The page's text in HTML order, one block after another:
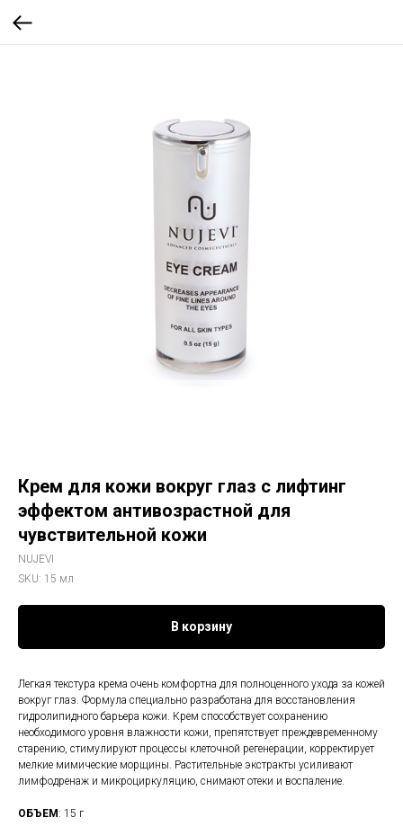
Крем для кожи вокруг глаз с лифтинг
эффектом антивозрастной для
чувствительной кожи
NUJEVI
SKU: 15 мл
В корзину
Легкая текстура крема очень комфортна для полноценного ухода за кожей
вокруг глаз. Формула специально разработана для восстановления
гидролипидного барьера кожи. Крем способствует сохранению
необходимого уровня влажности кожи, препятствует преждевременному
старению, стимулируют процессы клеточной регенерации, корректирует
мелкие мимические морщины. Растительные экстракты усиливают
лимфодренаж и микроциркуляцию, снимают отеки и воспаление.
ОБЪЕМ: 15 г